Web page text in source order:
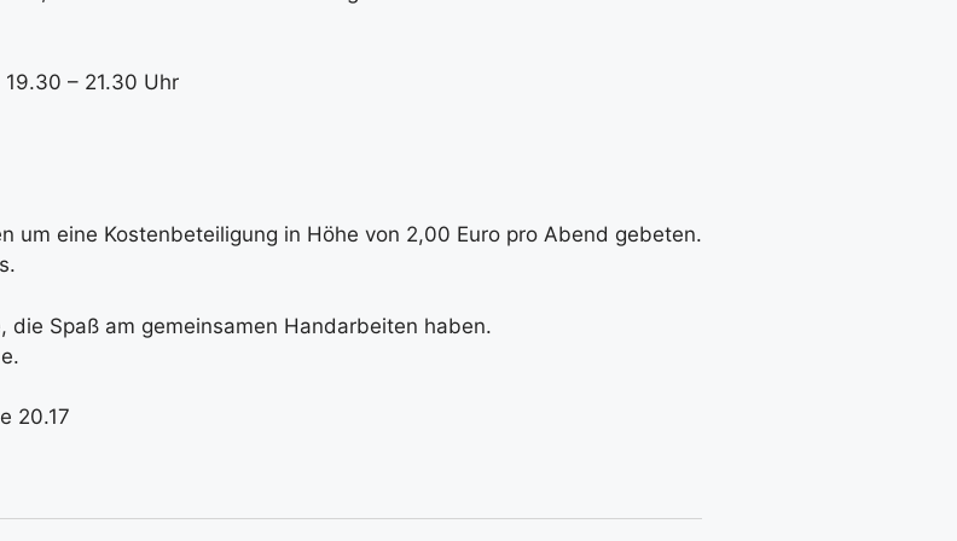
– 21.30 Uhr
um eine Kostenbeteiligung in Höhe von 2,00 Euro pro Abend gebeten.
die Spaß am gemeinsamen Handarbeiten haben.
20.17